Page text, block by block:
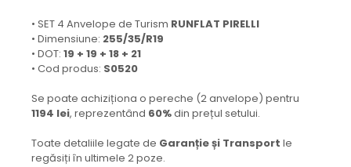
• SET 4 Anvelope de Turism RUNFLAT PIRELLI
• Dimensiune: 255/35/R19
• DOT: 19 + 19 + 18 + 21
• Cod produs: S0520
Se poate achiziționa o pereche (2 anvelope) pentru
1194 lei, reprezentând 60%din prețul setului.
Toate detaliile legate de Garanție și Transport le
regăsiți în ultimele 2 poze.